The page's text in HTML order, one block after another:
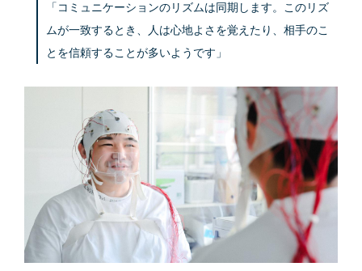
「コミュニケーションのリズムは同期します。このリズ
ムが一致するとき、人は心地よさを覚えたり、相手のこ
とを信頼することが多いようです」